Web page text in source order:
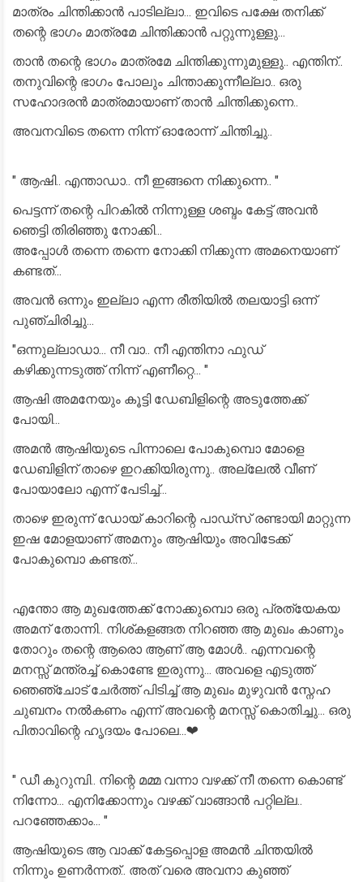
മാത്രം ചിന്തിക്കാൻ പാടില്ലാ... ഇവിടെ പക്ഷേ തനിക്ക്
തന്റെ ഭാഗം മാത്രമേ ചിന്തിക്കാൻ പറ്റുന്നുള്ളു...
താൻ തന്റെ ഭാഗം മാത്രമേ ചിന്തിക്കുന്നുമുള്ളു.. എന്തിന്..
തനുവിന്റെ ഭാഗം പോലും ചിന്താക്കുന്നീല്ലാ.. ഒരു
സഹോദരൻ മാത്രമായാണ് താൻ ചിന്തിക്കുന്നെ..
അവനവിടെ തന്നെ നിന്ന് ഓരോന്ന് ചിന്തിച്ചു..
" ആഷി.. എന്താഡാ.. നീ ഇങ്ങനെ നിക്കുന്നെ.. "
പെട്ടന്ന് തന്റെ പിറകിൽ നിന്നുള്ള ശബ്ദം കേട്ട് അവൻ
ഞെട്ടി തിരിഞ്ഞു നോക്കി...
അപ്പോൾ തന്നെ തന്നെ നോക്കി നിക്കുന്ന അമനെയാണ്
കണ്ടത്...
അവൻ ഒന്നും ഇല്ലാ എന്ന രീതിയിൽ തലയാട്ടി ഒന്ന്
പുഞ്ചിരിച്ചു...
"ഒന്നുല്ലാഡാ... നീ വാ.. നീ എന്തിനാ ഫുഡ്
കഴിക്കുന്നടുത്ത് നിന്ന് എണീറ്റെ... "
ആഷി അമനേയും കൂട്ടി ഡേബിളിന്റെ അടുത്തേക്ക്
പോയി...
അമൻ ആഷിയുടെ പിന്നാലെ പോകുമ്പൊ മോളെ
ഡേബിളിന് താഴെ ഇറക്കിയിരുന്നു.. അല്ലേൽ വീണ്
പോയാലോ എന്ന് പേടിച്ച്...
താഴെ ഇരുന്ന് ഡോയ് കാറിന്റെ പാഡ്സ് രണ്ടായി മാറ്റുന്ന
ഇഷ മോളയാണ് അമനും ആഷിയും അവിടേക്ക്
പോകുമ്പൊ കണ്ടത്...
എന്തോ ആ മുഖത്തേക്ക് നോക്കുമ്പൊ ഒരു പ്രത്യേകയ
അമന് തോന്നി.. നിശ്കളങ്ങത നിറഞ്ഞ ആ മുഖം കാണും
തോറും തന്റെ ആരൊ ആണ് ആ മോൾ.. എന്നവന്റെ
മനസ്സ് മന്ത്രച്ച് കൊണ്ടേ ഇരുന്നു... അവളെ എടുത്ത്
ഞെഞ്ചോട് ചേർത്ത് പിടിച്ച് ആ മുഖം മുഴുവൻ സ്നേഹ
ചുബനം നൽകണം എന്ന് അവന്റെ മനസ്സ് കൊതിച്ചു... ഒരു
പിതാവിന്റെ ഹൃദയം പോലെ...❤
" ഡീ കുറുമ്പി.. നിന്റെ മമ്മ വന്നാ വഴക്ക് നീ തന്നെ കൊണ്ട്
നിന്നോ... എനിക്കോന്നും വഴക്ക് വാങ്ങാൻ പറ്റില്ല..
പറഞ്ഞേക്കാം... "
ആഷിയുടെ ആ വാക്ക് കേട്ടപ്പൊള അമൻ ചിന്തയിൽ
നിന്നും ഉണർന്നത്.. അത് വരെ അവനാ കുഞ്ഞ്